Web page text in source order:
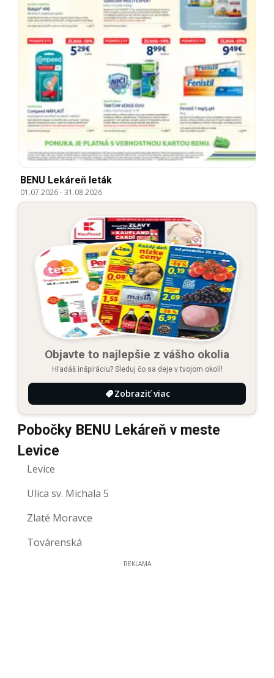
BENU Lekáreň leták
01.07.2026-31.08.2026
Objavte to najlepšie z vášho okolia
Hľadáš inšpiráciu? Sleduj čo sa deje v tvojom okolí!
Zobraziť viac
Pobočky BENU Lekáreň v meste
Levice
Levice
Ulica sv. Michala 5
Zlaté Moravce
Továrenská
REKLAMA